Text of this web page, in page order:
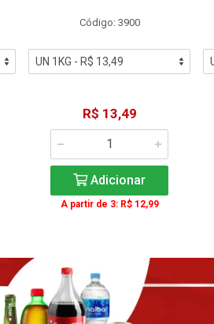
Código: 3900
R$ 13,49
Adicionar
A partir de 3: R$ 12,99